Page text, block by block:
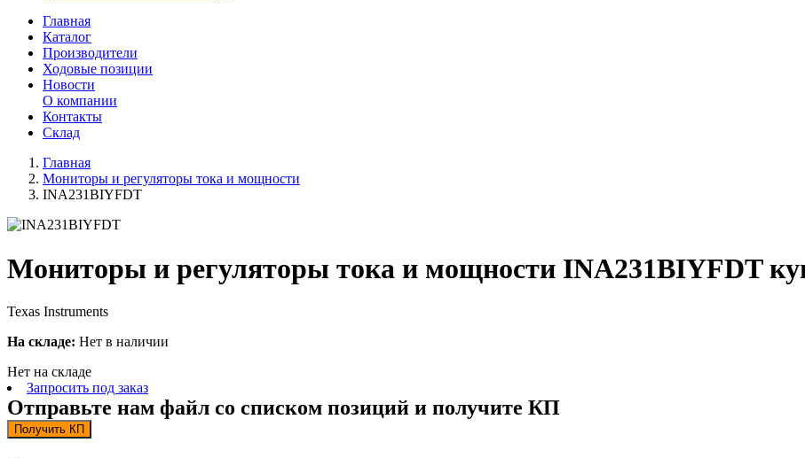
Главная
Каталог
Производители
Ходовые позиции
Новости
О компании
Контакты
Склад
Главная
Мониторы и регуляторы тока и мощности
INA231BIYFDT
Мониторы и регуляторы тока и мощности INA231BIYFDT
Texas Instruments
На складе: Нет в наличии
Нет на складе
Запросить под заказ
Отправьте нам файл со списком позиций и получите КП
Получить КП